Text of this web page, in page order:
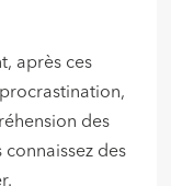
après ces
des
des